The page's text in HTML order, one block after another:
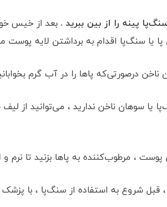
پینه را از بین ببرید . بعد از خیس
یا سنگ‌پا اقدام به برداشتن لایه پوست
درصورتی‌که پاها را در آب گرم
یا سوهان ناخن ندارید ، می‌توانید از
پوست ، مرطوب‌کننده به پاها بزنید تا نرم و
، قبل شروع به استفاده از سنگ‌پا ، با